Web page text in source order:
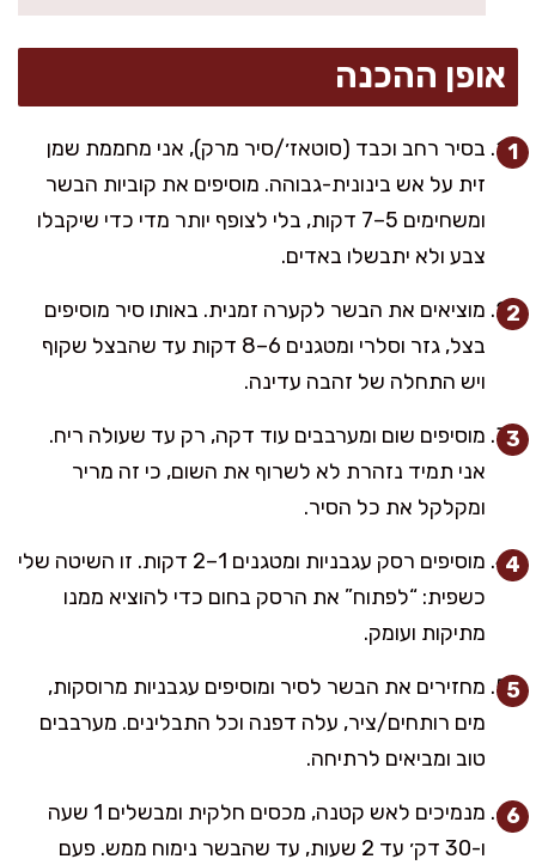
אופן ההכנה
בסיר רחב וכבד (סוטאז׳/סיר מרק), אני מחממת שמן
זית על אש בינונית-גבוהה. מוסיפים את קוביות הבשר
ומשחימים 5–7 דקות, בלי לצופף יותר מדי כדי שיקבלו
צבע ולא יתבשלו באדים.
מוציאים את הבשר לקערה זמנית. באותו סיר מוסיפים
בצל, גזר וסלרי ומטגנים 6–8 דקות עד שהבצל שקוף
ויש התחלה של זהבה עדינה.
מוסיפים שום ומערבבים עוד דקה, רק עד שעולה ריח.
אני תמיד נזהרת לא לשרוף את השום, כי זה מריר
ומקלקל את כל הסיר.
מוסיפים רסק עגבניות ומטגנים 1–2 דקות. זו השיטה שלי
כשפית: “לפתוח” את הרסק בחום כדי להוציא ממנו
מתיקות ועומק.
מחזירים את הבשר לסיר ומוסיפים עגבניות מרוסקות,
מים רותחים/ציר, עלה דפנה וכל התבלינים. מערבבים
טוב ומביאים לרתיחה.
מנמיכים לאש קטנה, מכסים חלקית ומבשלים 1 שעה
ו-30 דק׳ עד 2 שעות, עד שהבשר נימוח ממש. פעם